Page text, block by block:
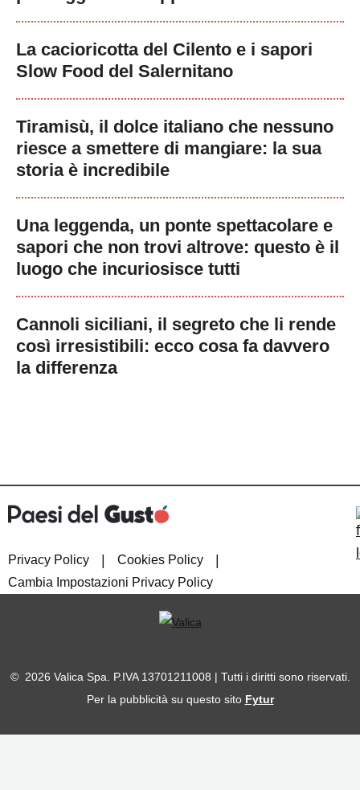
La cacioricotta del Cilento e i sapori
Slow Food del Salernitano
Tiramisù, il dolce italiano che nessuno
riesce a smettere di mangiare: la sua
storia è incredibile
Una leggenda, un ponte spettacolare e
sapori che non trovi altrove: questo è il
luogo che incuriosisce tutti
Cannoli siciliani, il segreto che li rende
così irresistibili: ecco cosa fa davvero
la differenza
Privacy Policy Cookies Policy
Cambia Impostazioni Privacy Policy
© 2026 Valica Spa. P.IVA 13701211008 | Tutti i diritti sono riservati.
Per la pubblicità su questo sito Fytur